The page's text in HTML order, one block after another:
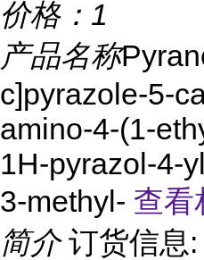
价格： 1
产品名称
c]pyrazole-5-
amino-4-(1-
1H-pyrazol-4-
3-methyl- 查
简介 订货信息: